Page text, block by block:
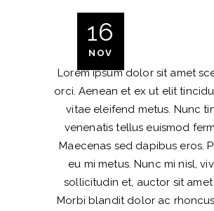
16
NOV
Lorem ipsum dolor sit amet
orci. Aenean et ex ut elit
vitae eleifend metus. Nunc
venenatis tellus euismod
Maecenas sed dapibus eros.
eu mi metus. Nunc mi nisl,
sollicitudin et, auctor sit
Morbi blandit dolor ac